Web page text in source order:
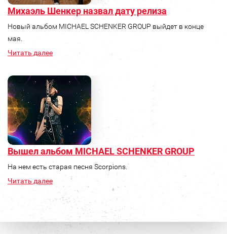
Михаэль Шенкер назвал дату релиза
Новый альбом MICHAEL SCHENKER GROUP выйдет в конце
мая.
Читать далее
Вышел альбом MICHAEL SCHENKER GROUP
На нем есть старая песня Scorpions.
Читать далее